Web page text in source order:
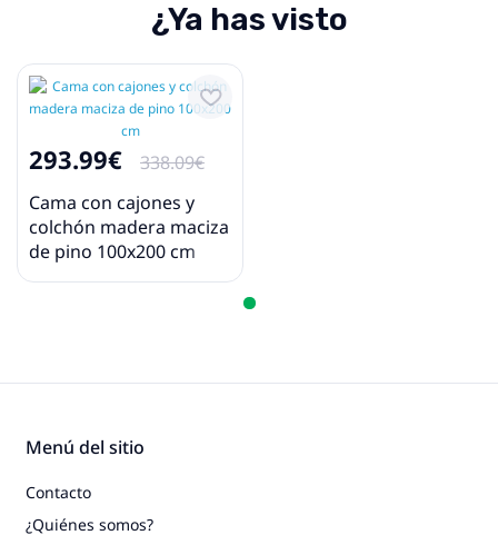
¿Ya has visto
293.99€
338.09€
Cama con cajones y
colchón madera maciza
de pino 100x200 cm
Menú del sitio
Contacto
¿Quiénes somos?